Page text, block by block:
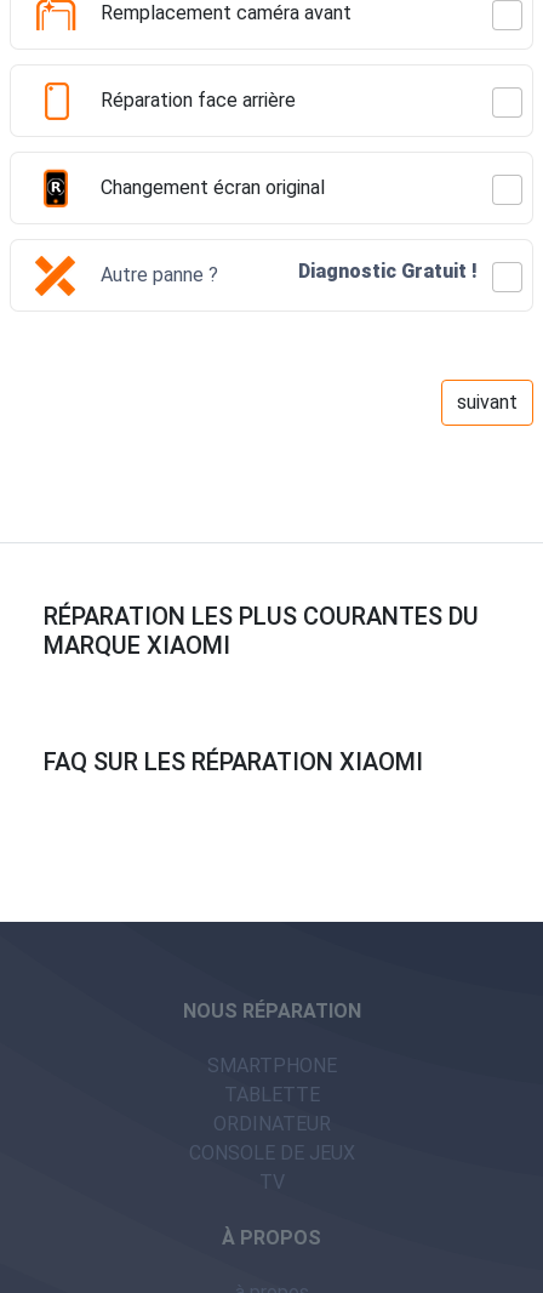
Remplacement caméra avant
Réparation face arrière
Changement écran original
Autre panne ? Diagnostic Gratuit !
RÉPARATION LES PLUS COURANTES DU
MARQUE XIAOMI
FAQ SUR LES RÉPARATION XIAOMI
NOUS RÉPARATION
SMARTPHONE
TABLETTE
ORDINATEUR
CONSOLE DE JEUX
TV
À PROPOS